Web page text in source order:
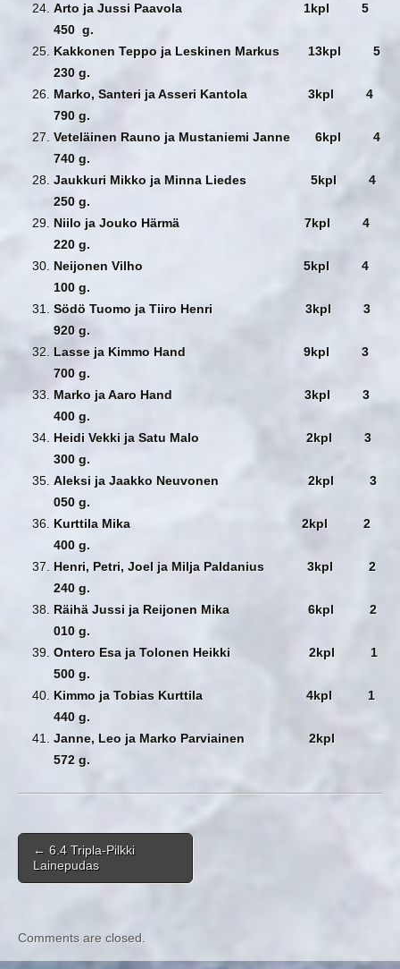
Arto ja Jussi Paavola 1kpl 5
450 g.
Kakkonen Teppo ja Leskinen Markus 13kpl 5
230 g.
Marko, Santeri ja Asseri Kantola 3kpl 4
790 g.
Veteläinen Rauno ja Mustaniemi Janne 6kpl 4
740 g.
Jaukkuri Mikko ja Minna Liedes 5kpl 4
250 g.
Niilo ja Jouko Härmä 7kpl 4
220 g.
Neijonen Vilho 5kpl 4
100 g.
Södö Tuomo ja Tiiro Henri 3kpl 3
920 g.
Lasse ja Kimmo Hand 9kpl 3
700 g.
Marko ja Aaro Hand 3kpl 3
400 g.
Heidi Vekki ja Satu Malo 2kpl 3
300 g.
Aleksi ja Jaakko Neuvonen 2kpl 3
050 g.
Kurttila Mika 2kpl 2
400 g.
Henri, Petri, Joel ja Milja Paldanius 3kpl 2
240 g.
Räihä Jussi ja Reijonen Mika 6kpl 2
010 g.
Ontero Esa ja Tolonen Heikki 2kpl 1
500 g.
Kimmo ja Tobias Kurttila 4kpl 1
440 g.
Janne, Leo ja Marko Parviainen 2kpl
572 g.
Post navigation
← 6.4 Tripla-Pilkki
Lainepudas
Comments are closed.